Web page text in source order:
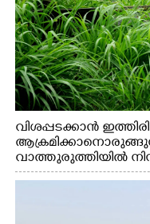
വിശപ്പടക്കാൻ
വാത്തുരുത്തിയിൽ